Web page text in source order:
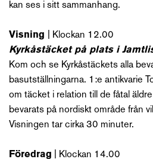
kan ses i sitt sammanhang.
Visning
| Klockan 12.00
Kyrkåstäcket på plats i
Kom och se Kyrkåstäckets alla
basutställningarna. 1:e antikvarie
om täcket i relation till de fåtal
bevarats på nordiskt område från
Visningen tar cirka 30 minuter.
Föredrag | Klockan 14.00